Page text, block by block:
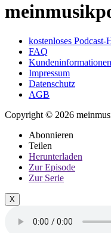
kostenloses Podcast-
FAQ
Kundeninformationen
Impressum
Datenschutz
AGB
Copyright © 2026
Abonnieren
Teilen
Herunterladen
Zur Episode
Zur Serie
X